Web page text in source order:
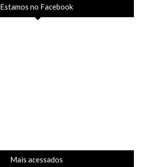
Estamos no Facebook
Mais acessados